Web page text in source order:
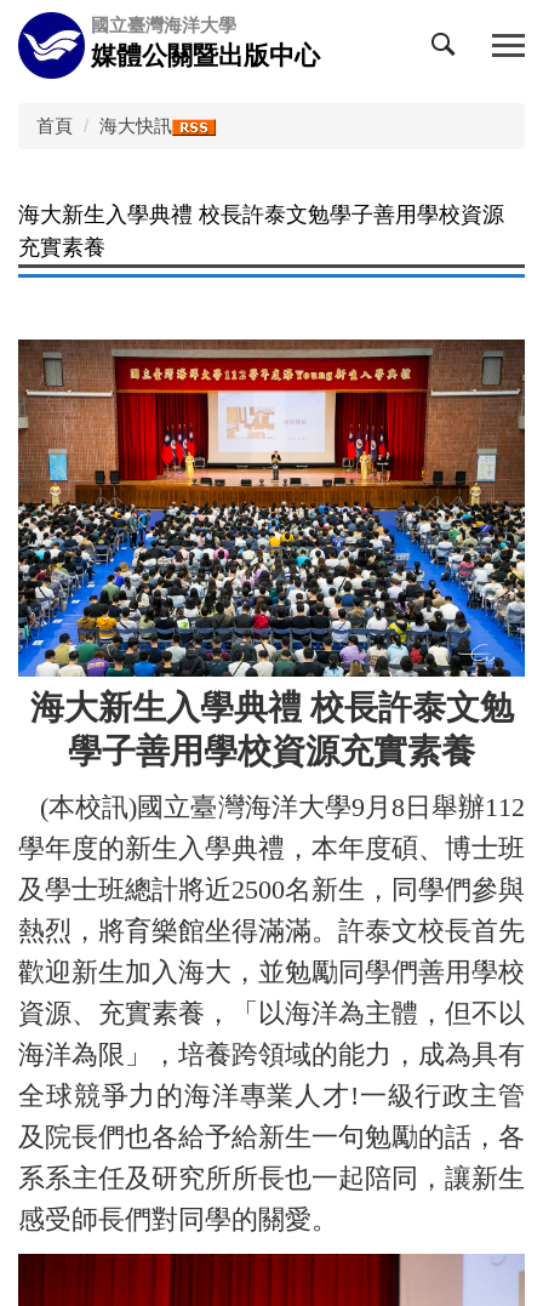
跳
到
主
國立臺灣海洋大學
媒體公關暨出版中心
首頁 海大快訊
海大新生入學典禮 校長許泰文勉學子善用學校資源
充實素養
海大新生入學典禮 校長許泰文勉
學子善用學校資源充實素養
(本校訊)國立臺灣海洋大學9月8日舉辦112
學年度的新生入學典禮，本年度碩、博士班
及學士班總計將近2500名新生，同學們參與
熱烈，將育樂館坐得滿滿。許泰文校長首先
歡迎新生加入海大，並勉勵同學們善用學校
資源、充實素養，「以海洋為主體，但不以
海洋為限」，培養跨領域的能力，成為具有
全球競爭力的海洋專業人才!一級行政主管
及院長們也各給予給新生一句勉勵的話，各
系系主任及研究所所長也一起陪同，讓新生
感受師長們對同學的關愛。